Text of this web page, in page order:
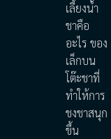
เลี้ยงน้ำ
ชาคือ
อะไร ของ
เล็กบน
โต๊ะชาที่
ทำให้การ
ชงชาสนุก
ขึ้น